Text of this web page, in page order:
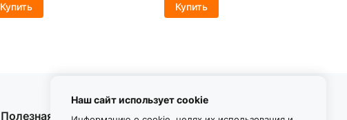
Купить Купить
Полезная информация Контакты
Наш сайт использует cookie